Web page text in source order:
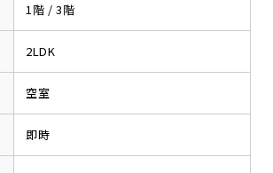
1階 / 3階
2LDK
空室
即時